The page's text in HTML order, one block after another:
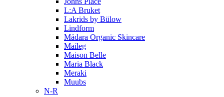
L:A Bruket
Lakrids by Bülow
Lindform
Mádara Organic Skincare
Maileg
Maison Belle
Maria Black
Meraki
Muubs
N-R